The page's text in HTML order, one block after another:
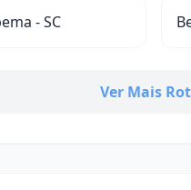
- SC
Ver Mais